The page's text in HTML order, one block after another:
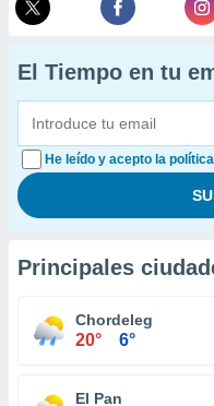
El Tiempo en tu
He leído y acepto la
Principales
Chordeleg
20° 6°
El Pan